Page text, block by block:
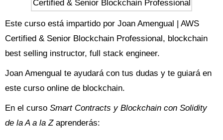
Este curso está impartido por Joan Amengual | AWS
Certified & Senior Blockchain Professional, blockchain
best selling instructor, full stack engineer.
Joan Amengual te ayudará con tus dudas y te guiará en
este curso online de blockchain.
En el curso Smart Contracts y Blockchain con Solidity
de la A a la Zaprenderás: